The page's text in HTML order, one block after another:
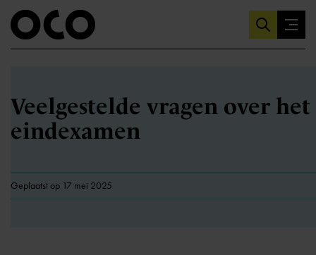
Veelgestelde vragen over het
eindexamen
Geplaatst op 17 mei 2025